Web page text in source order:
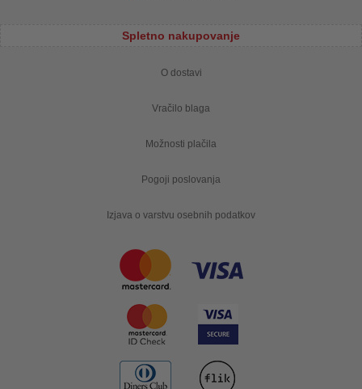
Spletno nakupovanje
O dostavi
Vračilo blaga
Možnosti plačila
Pogoji poslovanja
Izjava o varstvu osebnih podatkov